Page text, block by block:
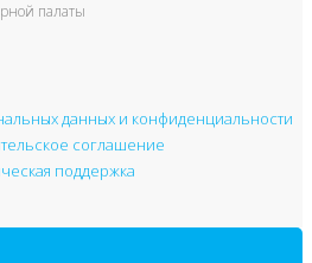
палаты
данных и конфиденциальности
соглашение
поддержка